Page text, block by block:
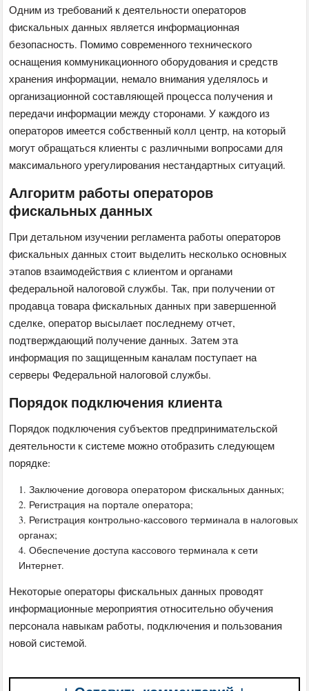
Одним из требований к деятельности операторов
фискальных данных является информационная
безопасность. Помимо современного технического
оснащения коммуникационного оборудования и средств
хранения информации, немало внимания уделялось и
организационной составляющей процесса получения и
передачи информации между сторонами. У каждого из
операторов имеется собственный колл центр, на который
могут обращаться клиенты с различными вопросами для
максимального урегулирования нестандартных ситуаций.
Алгоритм работы операторов
фискальных данных
При детальном изучении регламента работы операторов
фискальных данных стоит выделить несколько основных
этапов взаимодействия с клиентом и органами
федеральной налоговой службы. Так, при получении от
продавца товара фискальных данных при завершенной
сделке, оператор высылает последнему отчет,
подтверждающий получение данных. Затем эта
информация по защищенным каналам поступает на
серверы Федеральной налоговой службы.
Порядок подключения клиента
Порядок подключения субъектов предпринимательской
деятельности к системе можно отобразить следующем
порядке:
Заключение договора оператором фискальных данных;
Регистрация на портале оператора;
Регистрация контрольно-кассового терминала в налоговых
органах;
Обеспечение доступа кассового терминала к сети
Интернет.
Некоторые операторы фискальных данных проводят
информационные мероприятия относительно обучения
персонала навыкам работы, подключения и пользования
новой системой.